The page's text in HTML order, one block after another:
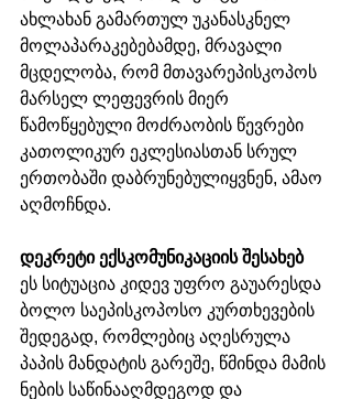
ახლახან გამართულ უკანასკნელ
მოლაპარაკებებამდე, მრავალი
მცდელობა, რომ მთავარეპისკოპოს
მარსელ ლეფევრის მიერ
წამოწყებული მოძრაობის წევრები
კათოლიკურ ეკლესიასთან სრულ
ერთობაში დაბრუნებულიყვნენ, ამაო
აღმოჩნდა.
დეკრეტი ექსკომუნიკაციის შესახებ
ეს სიტუაცია კიდევ უფრო გაუარესდა
ბოლო საეპისკოპოსო კურთხევების
შედეგად, რომლებიც აღესრულა
პაპის მანდატის გარეშე, წმინდა მამის
ნების საწინააღმდეგოდ და